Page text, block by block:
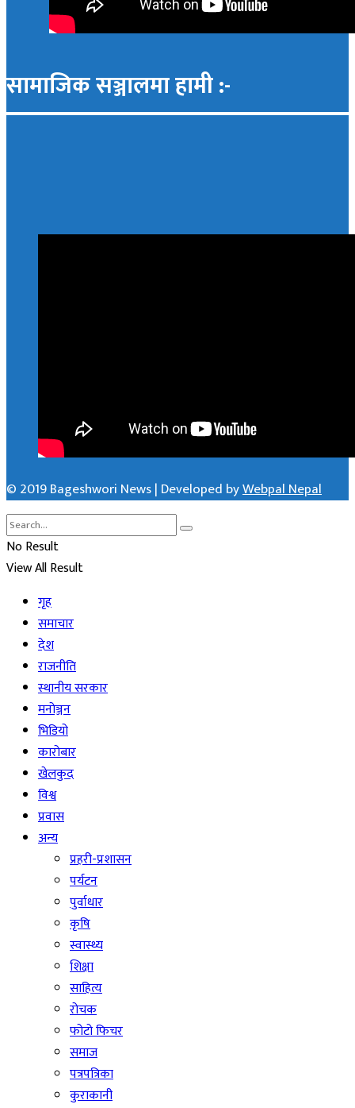
सामाजिक सञ्जालमा हामी :-
© 2019 Bageshwori News | Developed byWebpal Nepal
No Result
View All Result
गृह
समाचार
देश
राजनीति
स्थानीय सरकार
मनोञ्जन
भिडियो
कारोबार
खेलकुद
विश्व
प्रवास
अन्य
प्रहरी-प्रशासन
पर्यटन
पुर्वाधार
कृषि
स्वास्थ्य
शिक्षा
साहित्य
रोचक
फोटो फिचर
समाज
पत्रपत्रिका
कुराकानी